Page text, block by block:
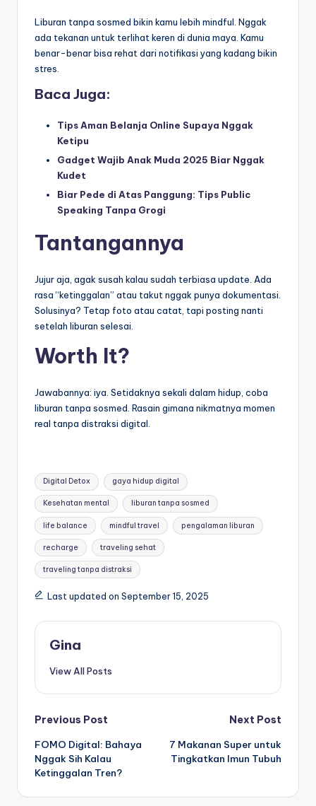
Liburan tanpa sosmed bikin kamu lebih mindful. Nggak
ada tekanan untuk terlihat keren di dunia maya. Kamu
benar-benar bisa rehat dari notifikasi yang kadang bikin
stres.
Baca Juga:
Tips Aman Belanja Online Supaya Nggak
Ketipu
Gadget Wajib Anak Muda 2025 Biar Nggak
Kudet
Biar Pede di Atas Panggung: Tips Public
Speaking Tanpa Grogi
Tantangannya
Jujur aja, agak susah kalau sudah terbiasa update. Ada
rasa “ketinggalan” atau takut nggak punya dokumentasi.
Solusinya? Tetap foto atau catat, tapi posting nanti
setelah liburan selesai.
Worth It?
Jawabannya: iya. Setidaknya sekali dalam hidup, coba
liburan tanpa sosmed. Rasain gimana nikmatnya momen
real tanpa distraksi digital.
Tags:
Digital Detox gaya hidup digital
Kesehatan mental liburan tanpa sosmed
life balance mindful travel pengalaman liburan
recharge traveling sehat
traveling tanpa distraksi
Last updated on September 15, 2025
Gina
View All Posts
Post
navigation
Previous Post
FOMO Digital: Bahaya
Nggak Sih Kalau
Ketinggalan Tren?
Next Post
7 Makanan Super untuk
Tingkatkan Imun Tubuh